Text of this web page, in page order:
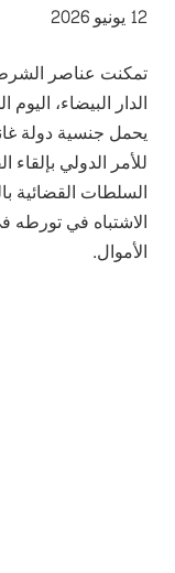
12 يونيو 2026
تمكنت عناصر
للأمر الدولي
السلطات القضائية
الاشتباه في تورطه
الأموال.